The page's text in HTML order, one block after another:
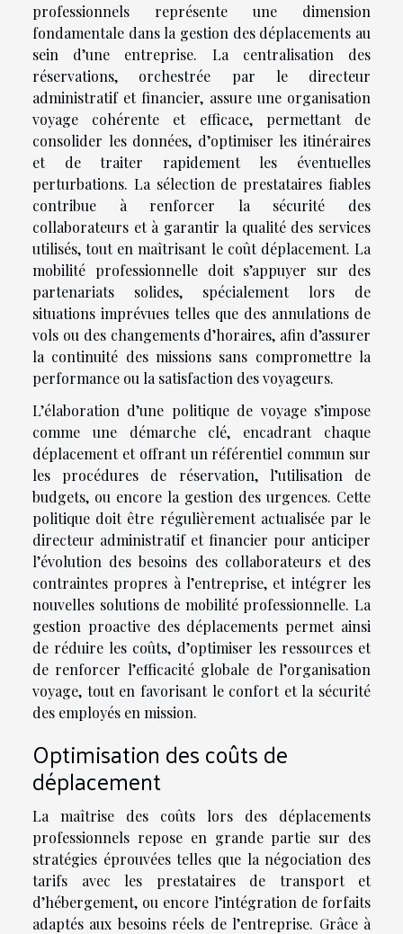
professionnels représente une dimension
fondamentale dans la gestion des déplacements au
sein d’une entreprise. La centralisation des
réservations, orchestrée par le directeur
administratif et financier, assure une organisation
voyage cohérente et efficace, permettant de
consolider les données, d’optimiser les itinéraires
et de traiter rapidement les éventuelles
perturbations. La sélection de prestataires fiables
contribue à renforcer la sécurité des
collaborateurs et à garantir la qualité des services
utilisés, tout en maîtrisant le coût déplacement. La
mobilité professionnelle doit s’appuyer sur des
partenariats solides, spécialement lors de
situations imprévues telles que des annulations de
vols ou des changements d’horaires, afin d’assurer
la continuité des missions sans compromettre la
performance ou la satisfaction des voyageurs.
L’élaboration d’une politique de voyage s’impose
comme une démarche clé, encadrant chaque
déplacement et offrant un référentiel commun sur
les procédures de réservation, l’utilisation de
budgets, ou encore la gestion des urgences. Cette
politique doit être régulièrement actualisée par le
directeur administratif et financier pour anticiper
l’évolution des besoins des collaborateurs et des
contraintes propres à l’entreprise, et intégrer les
nouvelles solutions de mobilité professionnelle. La
gestion proactive des déplacements permet ainsi
de réduire les coûts, d’optimiser les ressources et
de renforcer l’efficacité globale de l’organisation
voyage, tout en favorisant le confort et la sécurité
des employés en mission.
Optimisation des coûts de
déplacement
La maîtrise des coûts lors des déplacements
professionnels repose en grande partie sur des
stratégies éprouvées telles que la négociation des
tarifs avec les prestataires de transport et
d’hébergement, ou encore l’intégration de forfaits
adaptés aux besoins réels de l’entreprise. Grâce à